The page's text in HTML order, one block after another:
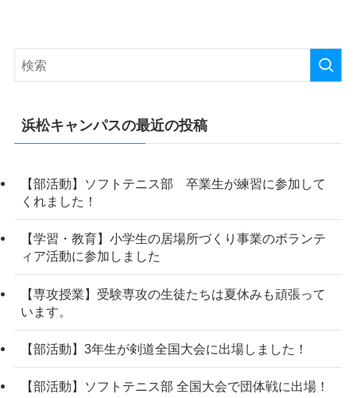
浜松キャンパスの最近の投稿
【部活動】ソフトテニス部 卒業生が練習に参加して
くれました！
【学習・教育】小学生の居場所づくり事業のボランテ
ィア活動に参加しました
【専攻授業】受験専攻の生徒たちは夏休みも頑張って
います。
【部活動】3年生が剣道全国大会に出場しました！
【部活動】ソフトテニス部 全国大会で団体戦に出場！